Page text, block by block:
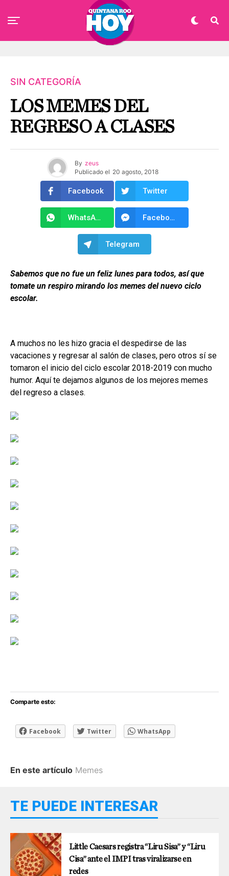
SIN CATEGORÍA
LOS MEMES DEL
REGRESO A CLASES
By zeus
Publicado el 20 agosto, 2018
Facebook Twitter
WhatsApp Facebook Messenger
Telegram
Sabemos que no fue un feliz lunes para todos, así que
tomate un respiro mirando los memes del nuevo ciclo
escolar.
A muchos no les hizo gracia el despedirse de las
vacaciones y regresar al salón de clases, pero otros sí se
tomaron el inicio del ciclo escolar 2018-2019 con mucho
humor. Aquí te dejamos algunos de los mejores memes
del regreso a clases.
Comparte esto:
Facebook Twitter WhatsApp
En este artículo Memes
TE PUEDE INTERESAR
Little Caesars registra “Liru Sisa” y “Liru
Cisa” ante el IMPI tras viralizarse en
redes